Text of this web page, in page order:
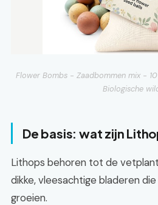
Flower Bombs - Zaadbommen mix -
Biologische
De basis: wat zijn
Lithops behoren tot de
dikke, vleesachtige bladeren
groeien.